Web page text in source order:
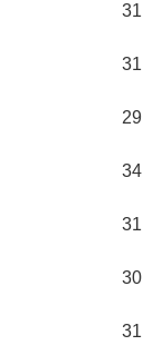
31
31
29
34
31
30
31